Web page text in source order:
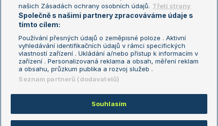
LS Prague Open
Podmínky užití
Nastavení soukromí
GDPR a žurnalistika
Reklama
Kontakt
Informace o zpracování osobních
údajů
Copyright © 2008-2026 TenisPortal.cz. Využíváme zpravodajství ČTK.
našich Zásadách ochrany osobních údajů. Třetí strany
Společně s našimi partnery zpracováváme údaje s
tímto cílem:
Používání přesných údajů o zeměpisné poloze . Aktivní
vyhledávání identifikačních údajů v rámci specifických
vlastností zařízení . Ukládání a/nebo přístup k informacím v
zařízení . Personalizovaná reklama a obsah, měření reklam
a obsahu, průzkum publika a rozvoj služeb .
Seznam partnerů (dodavatelů)
Souhlasím